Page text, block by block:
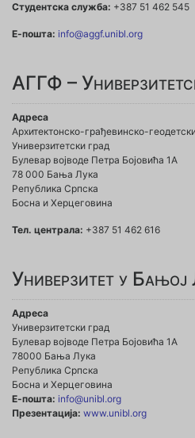
Студентска служба: +387 51 462 545
Е-пошта: info@aggf.unibl.org
АГГФ –
Адреса
Архитектонско-грађевинско-
Универзитетски град
Булевар војводе Петра Бојовића 1A
78 000 Бања Лука
Република Српска
Босна и Херцеговина
Тел. централа: +387 51 462 616
Универзитет у Бањој
Адреса
Универзитетски град
Булевар војводе Петра Бојовића 1А
78000 Бања Лука
Република Српска
Босна и Херцеговина
Е-пошта: info@unibl.org
Презентација: www.unibl.org